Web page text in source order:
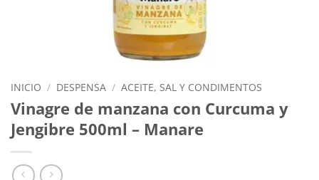
INICIO / DESPENSA / ACEITE, SAL Y CONDIMENTOS
Vinagre de manzana con Curcuma y
Jengibre 500ml – Manare